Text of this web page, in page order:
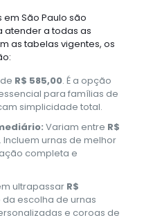
em São Paulo são
atender a todas as
as tabelas vigentes, os
R$ 585,00. É a opção
para famílias de
simplicidade total.
Variam entre R$
Incluem urnas de melhor
completa e
ultrapassar R$
escolha de urnas
e coroas de